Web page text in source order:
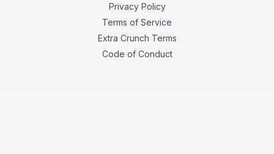
Privacy Policy
Terms of Service
Extra Crunch Terms
Code of Conduct